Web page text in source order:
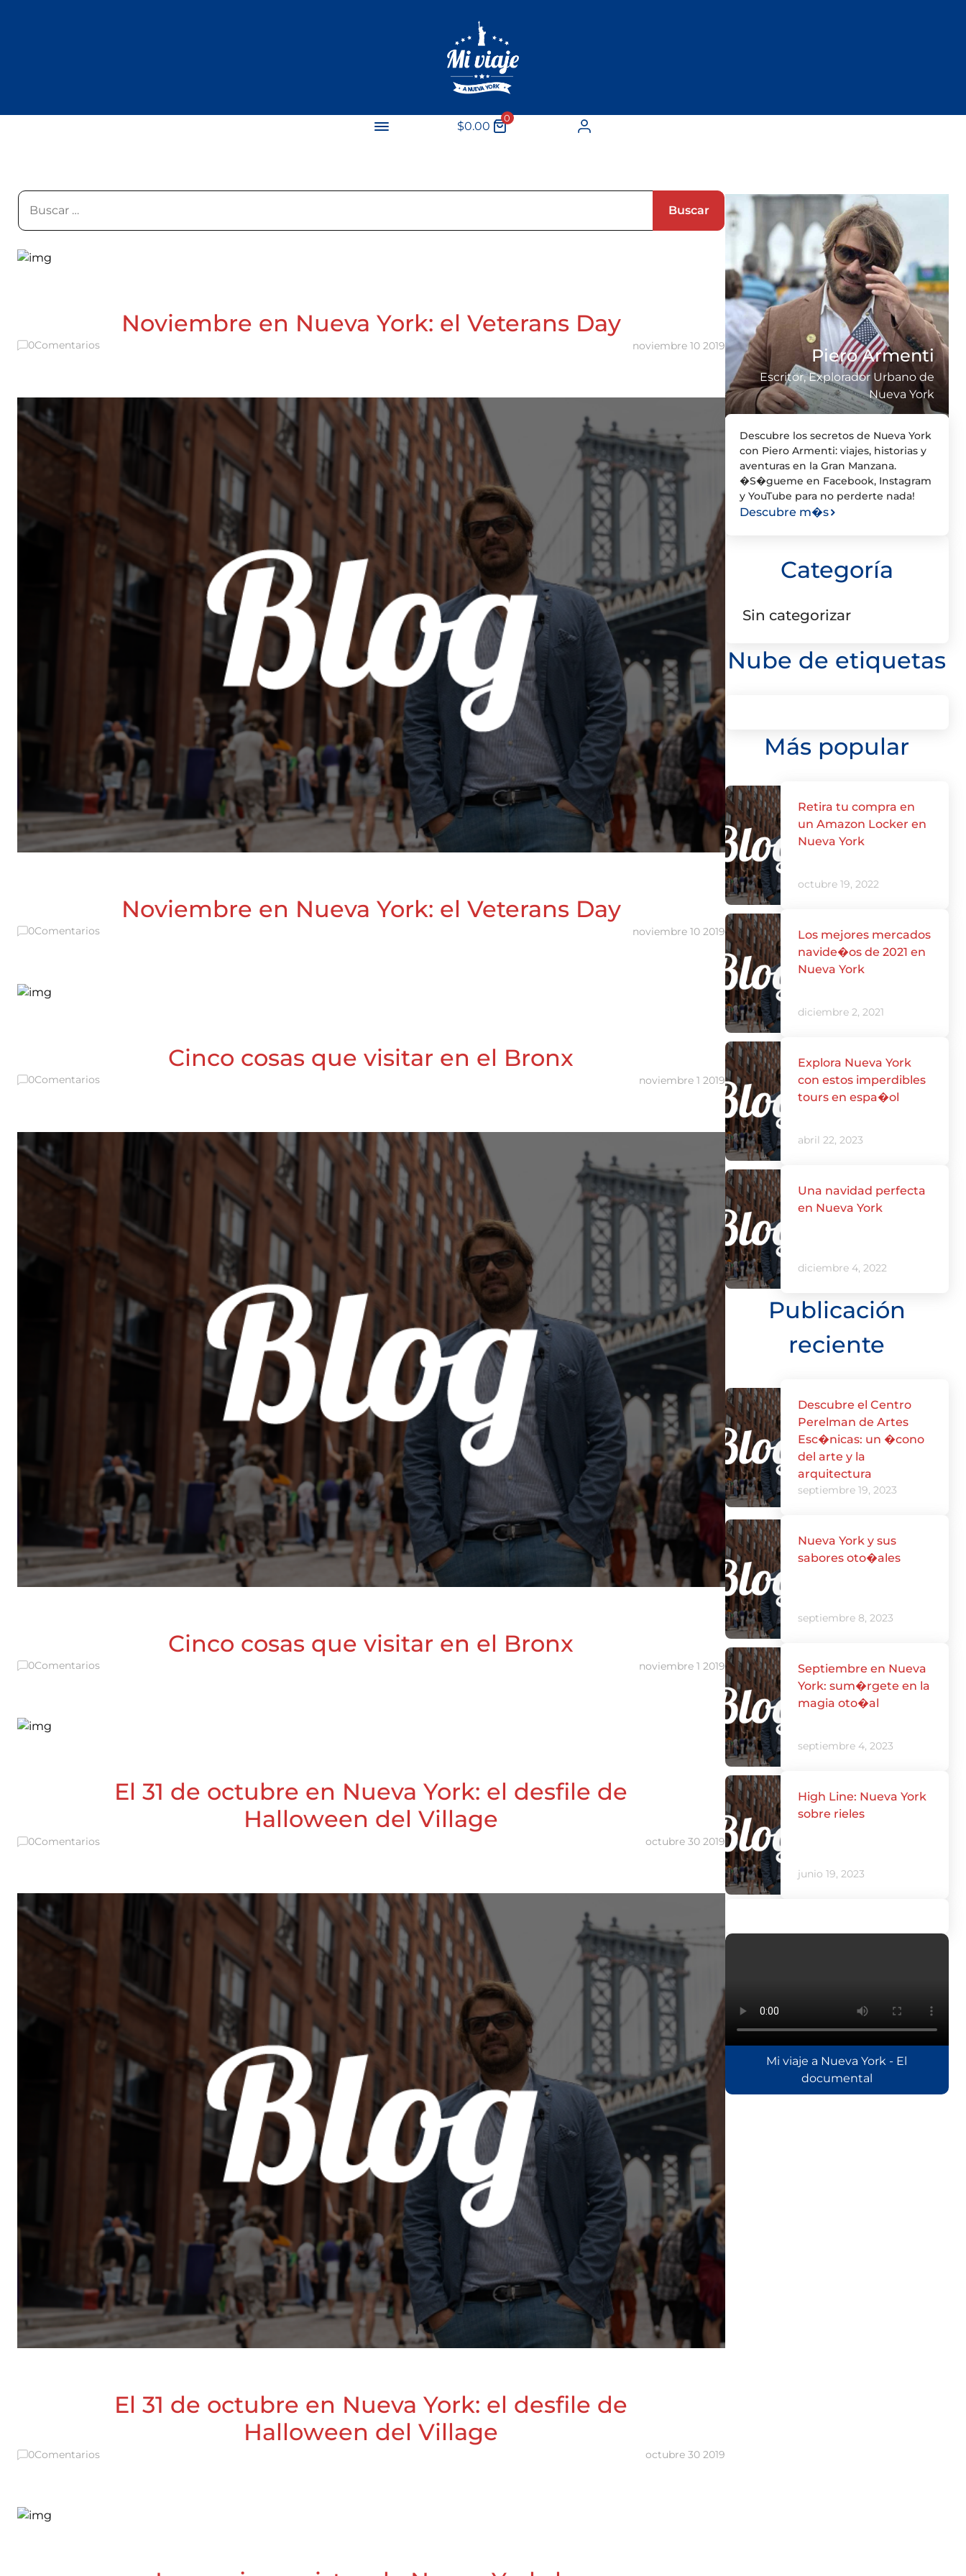
$0.00
0
Buscar:
Noviembre en Nueva York: el Veterans Day
0Comentarios noviembre 10 2019
Noviembre en Nueva York: el Veterans Day
0Comentarios noviembre 10 2019
Cinco cosas que visitar en el Bronx
0Comentarios noviembre 1 2019
Cinco cosas que visitar en el Bronx
0Comentarios noviembre 1 2019
El 31 de octubre en Nueva York: el desfile de
Halloween del Village
0Comentarios octubre 30 2019
El 31 de octubre en Nueva York: el desfile de
Halloween del Village
0Comentarios octubre 30 2019
Piero Armenti
Escritor, Explorador Urbano de
Nueva York
Descubre los secretos de Nueva York
con Piero Armenti: viajes, historias y
aventuras en la Gran Manzana.
�S�gueme en Facebook, Instagram
y YouTube para no perderte nada!
Descubre m�s
Categoría
Sin categorizar
Nube de etiquetas
Más popular
Retira tu compra en
un Amazon Locker en
Nueva York
octubre 19, 2022
Los mejores mercados
navide�os de 2021 en
Nueva York
diciembre 2, 2021
Explora Nueva York
con estos imperdibles
tours en espa�ol
abril 22, 2023
Una navidad perfecta
en Nueva York
diciembre 4, 2022
Publicación
reciente
Descubre el Centro
Perelman de Artes
Esc�nicas: un �cono
del arte y la
arquitectura
septiembre 19, 2023
Nueva York y sus
sabores oto�ales
septiembre 8, 2023
Septiembre en Nueva
York: sum�rgete en la
magia oto�al
septiembre 4, 2023
High Line: Nueva York
sobre rieles
junio 19, 2023
Mi viaje a Nueva York - El
documental